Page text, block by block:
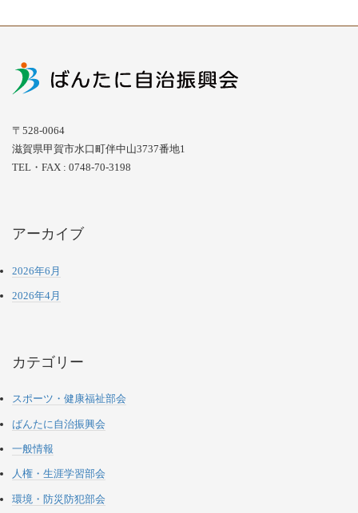
〒528-0064
滋賀県甲賀市水口町伴中山3737番地1
TEL・FAX : 0748-70-3198
アーカイブ
2026年6月
2026年4月
カテゴリー
スポーツ・健康福祉部会
ばんたに自治振興会
一般情報
人権・生涯学習部会
環境・防災防犯部会